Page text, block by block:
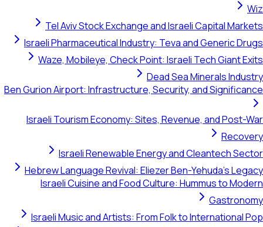
Wiz
Tel Aviv Stock Exchange and Israeli Capital Markets
Israeli Pharmaceutical Industry: Teva and Generic Drugs
Waze, Mobileye, Check Point: Israeli Tech Giant Exits
Dead Sea Minerals Industry
Ben Gurion Airport: Infrastructure, Security, and Significance
Israeli Tourism Economy: Sites, Revenue, and Post-War
Recovery
Israeli Renewable Energy and Cleantech Sector
Hebrew Language Revival: Eliezer Ben-Yehuda's Legacy
Israeli Cuisine and Food Culture: Hummus to Modern
Gastronomy
Israeli Music and Artists: From Folk to International Pop